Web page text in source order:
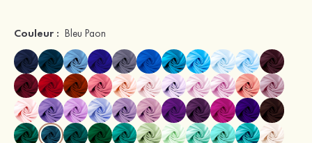
Couleur : Bleu Paon